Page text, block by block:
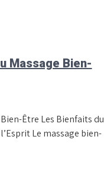
Massage Bien-
Être Les Bienfaits du
Le massage bien-